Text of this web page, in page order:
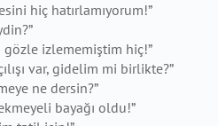
hiç hatırlamıyorum!”
izlememiştim hiç!”
var, gidelim mi birlikte?”
ne dersin?”
bayağı oldu!”